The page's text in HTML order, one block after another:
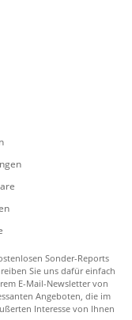
Sonder-Reports
Sie uns dafür einfach
E-Mail-Newsletter von
Angeboten, die im
Interesse von Ihnen